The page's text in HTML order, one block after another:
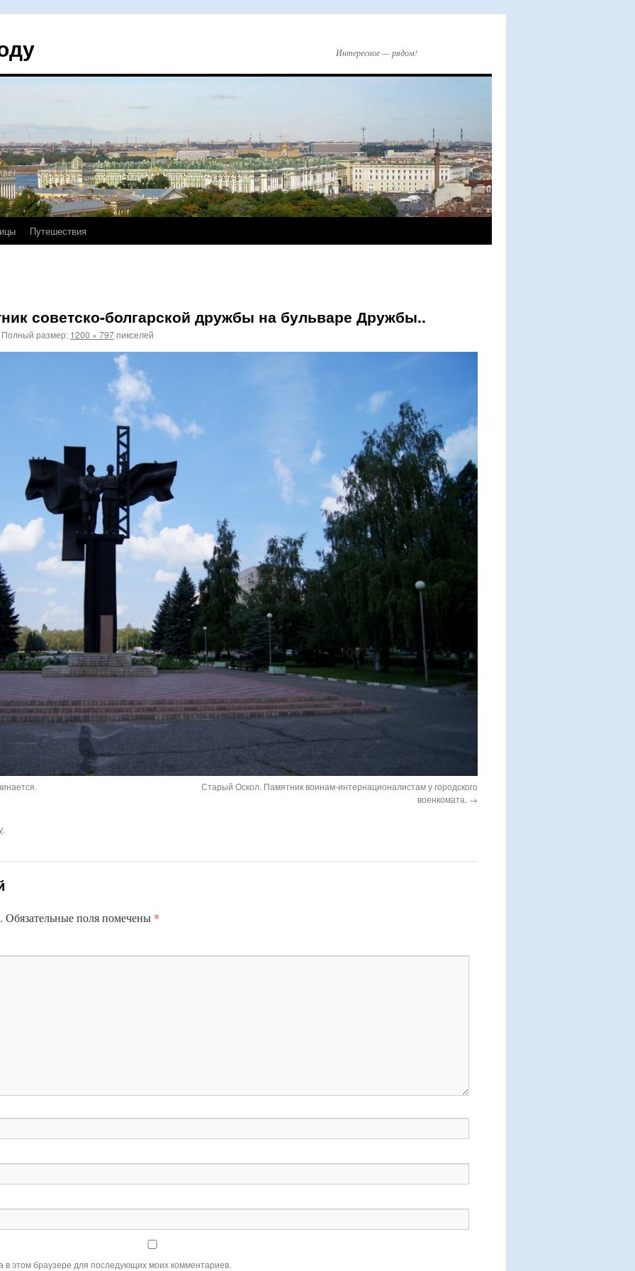
Интересное — рядом!
Путешествия
советско-болгарской дружбы на бульваре Дружбы..
Полный размер: 1200 × 797пикселей
Старый Оскол. Памятник воинам-интернационалистам у городского
военкомата.
.
Обязательные поля помечены *
этом браузере для последующих моих комментариев.